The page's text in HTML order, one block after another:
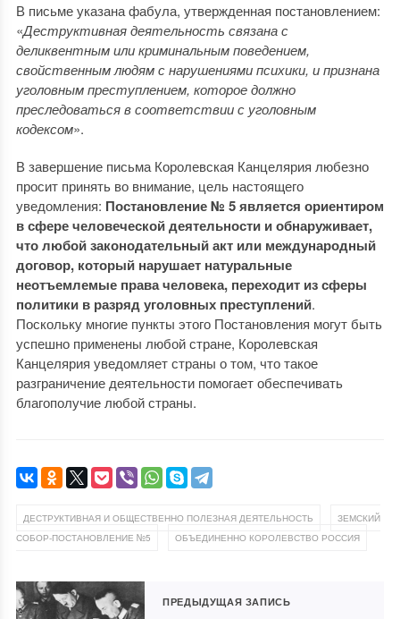
В письме указана фабула, утвержденная постановлением:
«Деструктивная деятельность связана с
деликвентным или криминальным поведением,
свойственным людям с нарушениями психики, и признана
уголовным преступлением, которое должно
преследоваться в соответствии с уголовным
кодексом».
В завершение письма Королевская Канцелярия любезно
просит принять во внимание, цель настоящего
уведомления: Постановление № 5 является ориентиром
в сфере человеческой деятельности и обнаруживает,
что любой законодательный акт или международный
договор, который нарушает натуральные
неотъемлемые права человека, переходит из сферы
политики в разряд уголовных преступлений.
Поскольку многие пункты этого Постановления могут быть
успешно применены любой стране, Королевская
Канцелярия уведомляет страны о том, что такое
разграничение деятельности помогает обеспечивать
благополучие любой страны.
ДЕСТРУКТИВНАЯ И ОБЩЕСТВЕННО ПОЛЕЗНАЯ ДЕЯТЕЛЬНОСТЬ
ЗЕМСКИЙ
СОБОР-ПОСТАНОВЛЕНИЕ №5
ОБЪЕДИНЕННО КОРОЛЕВСТВО РОССИЯ
ПРЕДЫДУЩАЯ ЗАПИСЬ